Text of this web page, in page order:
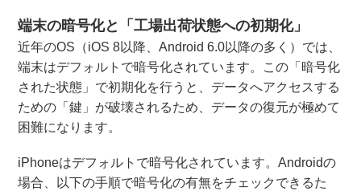
端末の暗号化と「工場出荷状態への初期化」
近年のOS（iOS 8以降、Android 6.0以降の多く）では、
端末はデフォルトで暗号化されています。この「暗号化
された状態」で初期化を行うと、データへアクセスする
ための「鍵」が破壊されるため、データの復元が極めて
困難になります。
iPhoneはデフォルトで暗号化されています。Androidの
場合、以下の手順で暗号化の有無をチェックできるた